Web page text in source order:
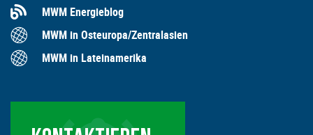
MWM Energieblog
MWM in Osteuropa/Zentralasien
MWM in Lateinamerika